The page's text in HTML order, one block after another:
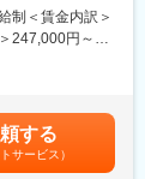
インセンティブ
事業を展開。
融機関との取
、近隣への対
制＜賃金内訳＞
247,000円～
月給48.1万＋賞
賃金はあくま
性がありま
する
サービス）